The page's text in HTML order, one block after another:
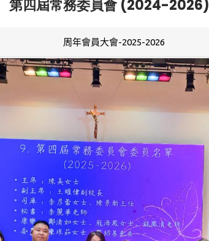
第四屆常務委員會 (2024-2026)
周年會員大會-2025-2026